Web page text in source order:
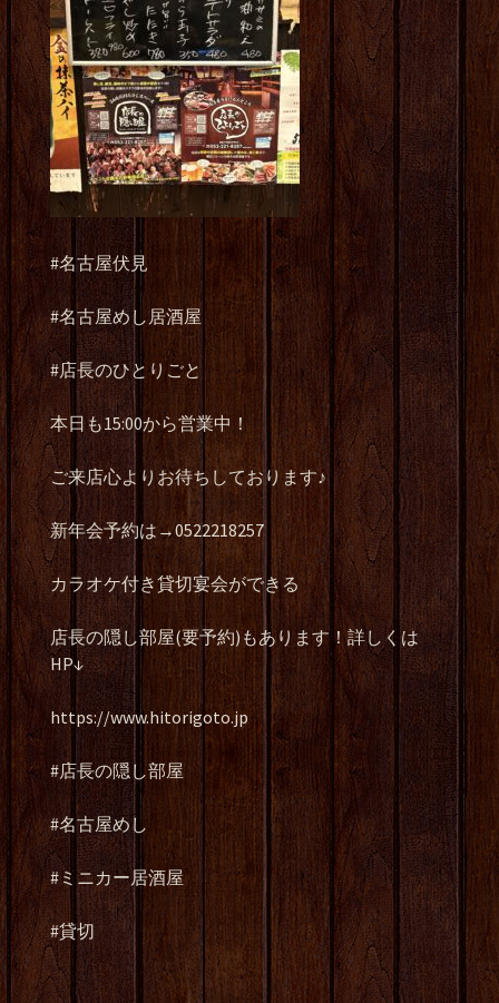
#名古屋伏見
#名古屋めし居酒屋
#店長のひとりごと
本日も15:00から営業中！
ご来店心よりお待ちしております♪
新年会予約は→0522218257
カラオケ付き貸切宴会ができる
店長の隠し部屋(要予約)もあります！詳しくは
HP↓
https://www.hitorigoto.jp
#店長の隠し部屋
#名古屋めし
#ミニカー居酒屋
#貸切